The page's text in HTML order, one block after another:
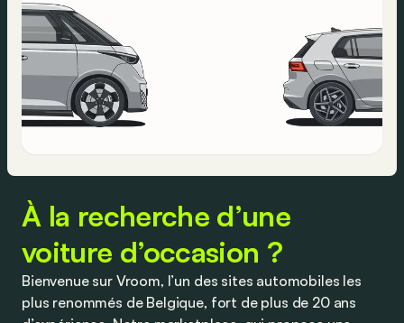
À la recherche d’une
voiture d’occasion ?
Bienvenue sur Vroom, l’un des sites automobiles les
plus renommés de Belgique, fort de plus de 20 ans